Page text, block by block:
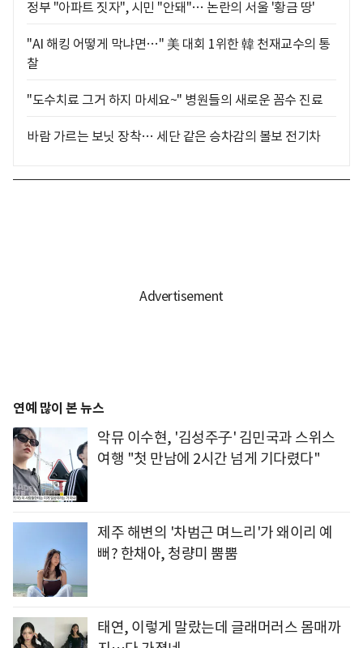
정부 "아파트 짓자", 시민 "안돼"… 논란의 서울 '황금 땅'
"AI 해킹 어떻게 막냐면…" 美 대회 1위한 韓 천재교수의 통
찰
"도수치료 그거 하지 마세요~" 병원들의 새로운 꼼수 진료
바람 가르는 보닛 장착… 세단 같은 승차감의 볼보 전기차
연예 많이 본 뉴스
악뮤 이수현, '김성주子' 김민국과 스위스
여행 "첫 만남에 2시간 넘게 기다렸다"
제주 해변의 '차범근 며느리'가 왜이리 예
뻐? 한채아, 청량미 뿜뿜
태연, 이렇게 말랐는데 글래머러스 몸매까